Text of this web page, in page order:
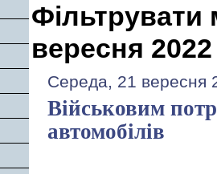
Фільтрувати
вересня 2022
Середа, 21 вересня
Військовим
автомобілів